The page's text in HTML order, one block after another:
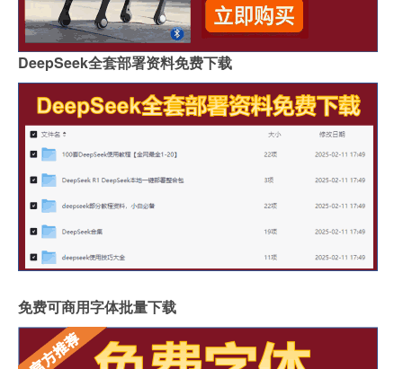
DeepSeek全套部署资料免费下载
免费可商用字体批量下载